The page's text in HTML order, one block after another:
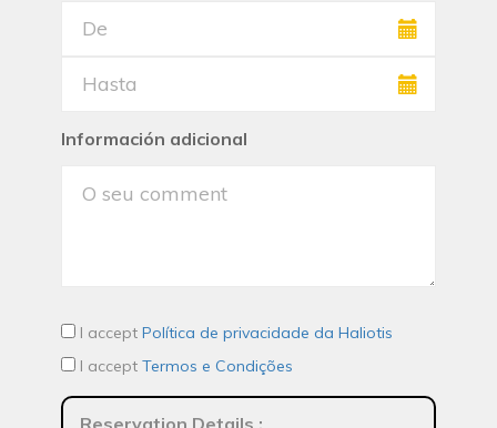
Información adicional
I accept Política de privacidade da Haliotis
I accept Termos e Condições